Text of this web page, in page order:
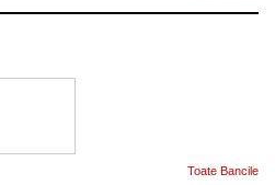
Toate Bancile